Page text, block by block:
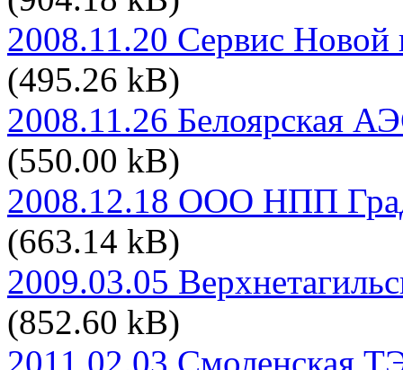
2008.11.20 Сервис Новой
(495.26 kB)
2008.11.26 Белоярская
(550.00 kB)
2008.12.18 ООО НПП
(663.14 kB)
2009.03.05
(852.60 kB)
2011.02.03 Смоленская